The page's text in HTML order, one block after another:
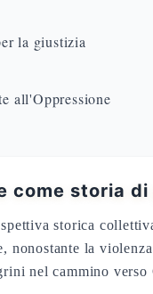
la giustizia
all'Oppressione
come storia
storica
la
nel cammino verso